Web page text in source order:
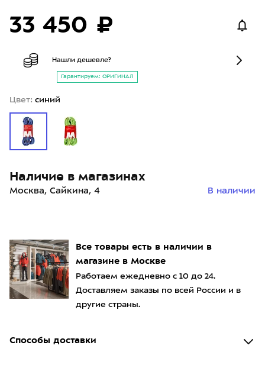
Все товары есть в наличии в
магазине в Москве
Работаем ежедневно с 10 до 24.
Доставляем заказы по всей России и в
другие страны.
Способы доставки
33 450 ₽
Нашли дешевле?
Гарантируем: ОРИГИНАЛ
Цвет: синий
Наличие в магазинах
Москва, Сайкина, 4 В наличии